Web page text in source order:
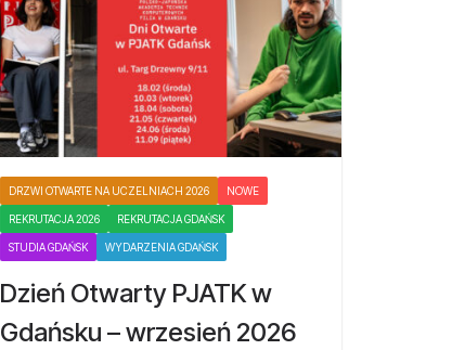
DRZWI OTWARTE NA UCZELNIACH 2026 NOWE
REKRUTACJA 2026 REKRUTACJA GDAŃSK
STUDIA GDAŃSK WYDARZENIA GDAŃSK
Dzień Otwarty PJATK w
Gdańsku – wrzesień 2026